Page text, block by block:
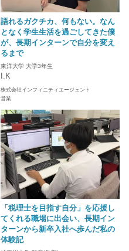
語れるガクチカ、何もない。なん
となく学生生活を過ごしてきた僕
が、長期インターンで自分を変え
るまで
東洋大学 大学3年生
I.K
株式会社インフィニティエージェント
営業
「税理士を目指す自分」を応援し
てくれる職場に出会い、長期イン
ターンから新卒入社へ歩んだ私の
体験記